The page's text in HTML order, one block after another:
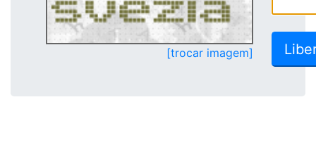
[trocar imagem]